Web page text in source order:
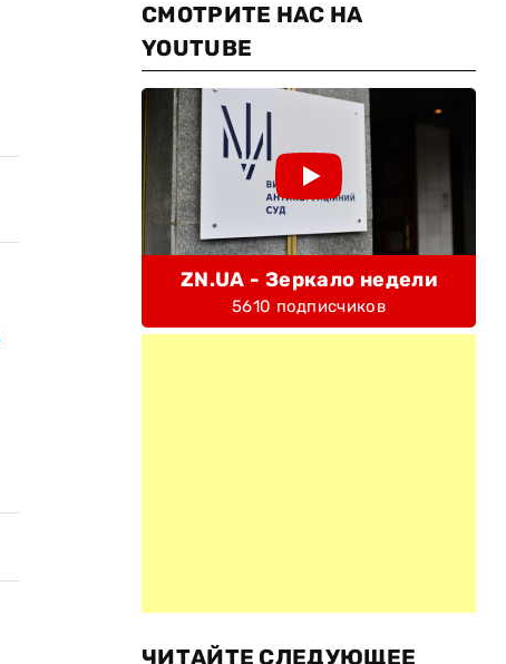
СМОТРИТЕ НАС НА
YOUTUBE
ZN.UA - Зеркало недели
5610 подписчиков
ЧИТАЙТЕ СЛЕДУЮЩЕЕ